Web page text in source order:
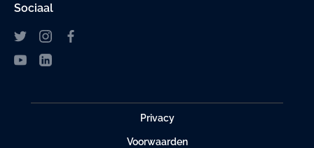
Sociaal
Privacy
Voorwaarden